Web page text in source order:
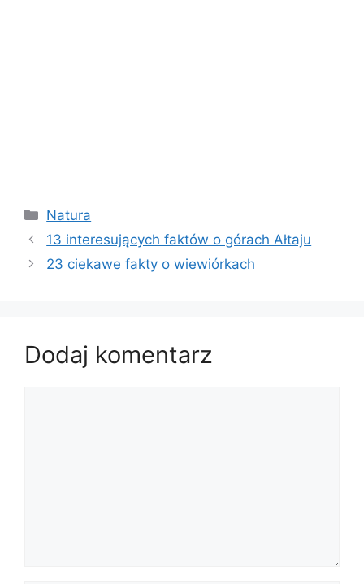
Kategorie
Natura
13 interesujących faktów o górach Ałtaju
23 ciekawe fakty o wiewiórkach
Dodaj komentarz